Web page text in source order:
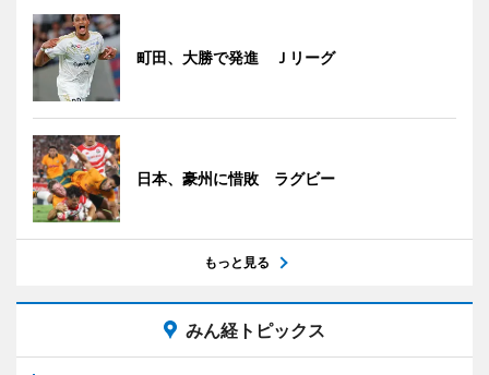
町田、大勝で発進 Ｊリーグ
日本、豪州に惜敗 ラグビー
もっと見る
みん経トピックス